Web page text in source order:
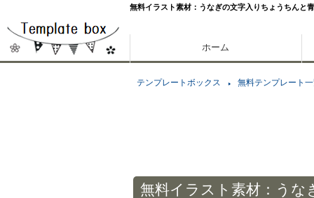
無料イラスト素材：うなぎの文字入りちょうちんと
ホーム
テンプレートボックス 無料テンプレート
無料イラスト素材：うな